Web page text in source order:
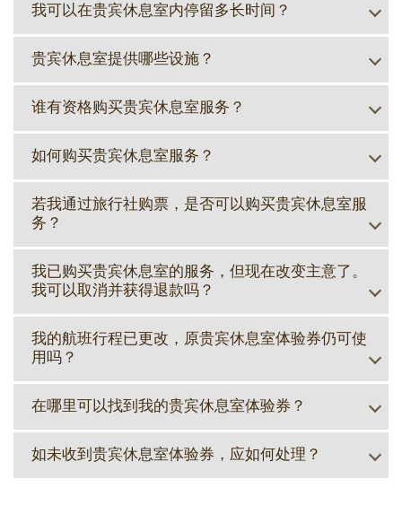
我可以在贵宾休息室内停留多长时间？
贵宾休息室提供哪些设施？
谁有资格购买贵宾休息室服务？
如何购买贵宾休息室服务？
若我通过旅行社购票，是否可以购买贵宾休息室服
务？
我已购买贵宾休息室的服务，但现在改变主意了。
我可以取消并获得退款吗？
我的航班行程已更改，原贵宾休息室体验券仍可使
用吗？
在哪里可以找到我的贵宾休息室体验券？
如未收到贵宾休息室体验券，应如何处理？